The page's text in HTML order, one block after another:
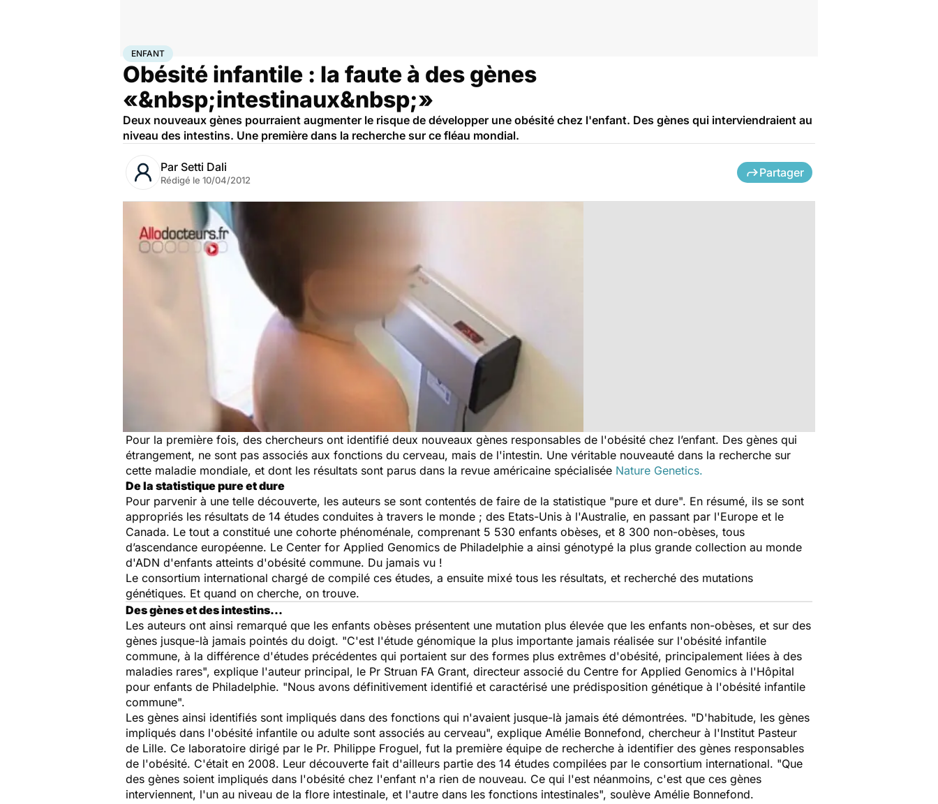
AccueilFamille
ENFANT
Obésité infantile : la faute à des gènes
«&nbsp;intestinaux&nbsp;»
Deux nouveaux gènes pourraient augmenter le risque de développer une obésité chez l'enfant. Des gènes qui interviendraient au
niveau des intestins. Une première dans la recherche sur ce fléau mondial.
Par Setti Dali
Rédigé le 10/04/2012
Partager
Pour la première fois, des chercheurs ont identifié deux nouveaux gènes responsables de l'obésité chez l’enfant. Des gènes qui
étrangement, ne sont pas associés aux fonctions du cerveau, mais de l'intestin. Une véritable nouveauté dans la recherche sur
cette maladie mondiale, et dont les résultats sont parus dans la revue américaine spécialisée Nature Genetics.
De la statistique pure et dure
Pour parvenir à une telle découverte, les auteurs se sont contentés de faire de la statistique "pure et dure". En résumé, ils se sont
appropriés les résultats de 14 études conduites à travers le monde ; des Etats-Unis à l'Australie, en passant par l'Europe et le
Canada. Le tout a constitué une cohorte phénoménale, comprenant 5 530 enfants obèses, et 8 300 non-obèses, tous
d’ascendance européenne. Le Center for Applied Genomics de Philadelphie a ainsi génotypé la plus grande collection au monde
d'ADN d'enfants atteints d'obésité commune. Du jamais vu !
Le consortium international chargé de compilé ces études, a ensuite mixé tous les résultats, et recherché des mutations
génétiques. Et quand on cherche, on trouve.
Des gènes et des intestins...
Les auteurs ont ainsi remarqué que les enfants obèses présentent une mutation plus élevée que les enfants non-obèses, et sur des
gènes jusque-là jamais pointés du doigt. "C'est l'étude génomique la plus importante jamais réalisée sur l'obésité infantile
commune, à la différence d'études précédentes qui portaient sur des formes plus extrêmes d'obésité, principalement liées à des
maladies rares", explique l'auteur principal, le Pr Struan FA Grant, directeur associé du Centre for Applied Genomics à l'Hôpital
pour enfants de Philadelphie. "Nous avons définitivement identifié et caractérisé une prédisposition génétique à l'obésité infantile
commune".
Les gènes ainsi identifiés sont impliqués dans des fonctions qui n'avaient jusque-là jamais été démontrées. "D'habitude, les gènes
impliqués dans l'obésité infantile ou adulte sont associés au cerveau", explique Amélie Bonnefond, chercheur à l'Institut Pasteur
de Lille. Ce laboratoire dirigé par le Pr. Philippe Froguel, fut la première équipe de recherche à identifier des gènes responsables
de l'obésité. C'était en 2008. Leur découverte fait d'ailleurs partie des 14 études compilées par le consortium international. "Que
des gènes soient impliqués dans l'obésité chez l'enfant n'a rien de nouveau. Ce qui l'est néanmoins, c'est que ces gènes
interviennent, l'un au niveau de la flore intestinale, et l'autre dans les fonctions intestinales", soulève Amélie Bonnefond.